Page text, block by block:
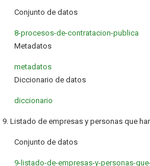
Conjunto de datos
8-procesos-de-contratacion-publica
Metadatos
metadatos
Diccionario de datos
diccionario
9. Listado de empresas y personas que
Conjunto de datos
9-listado-de-empresas-y-personas-